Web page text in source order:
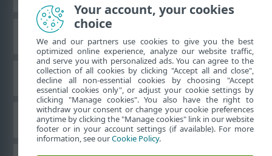
ESET-tietämyskanta
ESET-foorumi
Alueellinen tuki
Your account, your cookies
choice
We and our partners use cookies to give you the best
optimized online experience, analyze our website traffic,
and serve you with personalized ads. You can agree to the
collection of all cookies by clicking "Accept all and close",
decline all non-essential cookies by choosing "Accept
essential cookies only", or adjust your cookie settings by
clicking "Manage cookies". You also have the right to
withdraw your consent or change your cookie preferences
anytime by clicking the "Manage cookies" link in our website
footer or in your account settings (if available). For more
information, see ourCookie Policy.